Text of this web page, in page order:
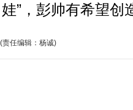
娃”，彭帅有希望创
(责任编辑：杨诚)